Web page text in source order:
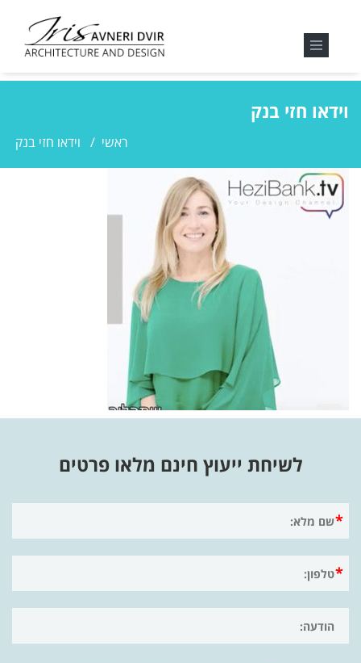
וידאו חזי בנק
ראשי / וידאו חזי בנק
לשיחת ייעוץ חינם מלאו פרטים